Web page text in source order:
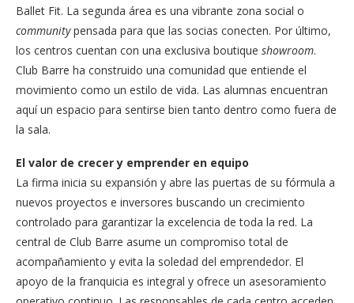
Ballet Fit. La segunda área es una vibrante zona social o
communitypensada para que las socias conecten. Por último,
los centros cuentan con una exclusiva boutique showroom.
Club Barre ha construido una comunidad que entiende el
movimiento como un estilo de vida. Las alumnas encuentran
aquí un espacio para sentirse bien tanto dentro como fuera de
la sala.
El valor de crecer y emprender en equipo
La firma inicia su expansión y abre las puertas de su fórmula a
nuevos proyectos e inversores buscando un crecimiento
controlado para garantizar la excelencia de toda la red. La
central de Club Barre asume un compromiso total de
acompañamiento y evita la soledad del emprendedor. El
apoyo de la franquicia es integral y ofrece un asesoramiento